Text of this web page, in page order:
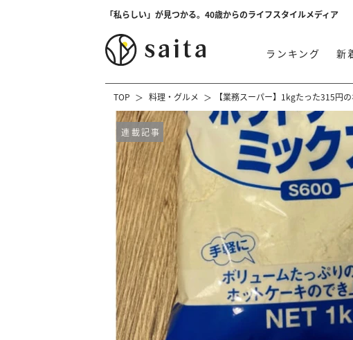
「私らしい」が見つかる。40歳からのライフスタイルメディア
ランキング 新
TOP 料理・グルメ 【業務スーパー】1kgたった315円
連載記事